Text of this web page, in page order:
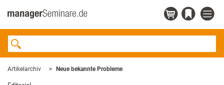
Artikelarchiv Neue bekannte Probleme